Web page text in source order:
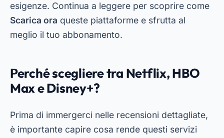
esigenze. Continua a leggere per scoprire come
Scarica ora queste piattaforme e sfrutta al
meglio il tuo abbonamento.
Perché scegliere tra Netflix, HBO
Max e Disney+?
Prima di immergerci nelle recensioni dettagliate,
è importante capire cosa rende questi servizi